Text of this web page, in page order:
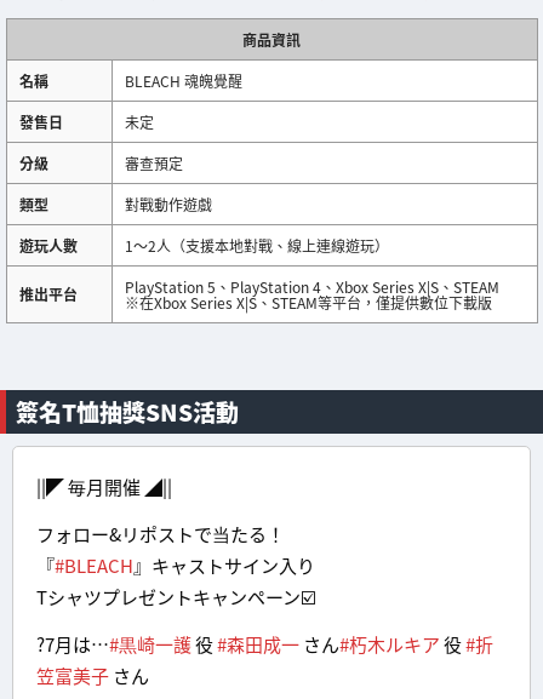
商品資訊
名稱
BLEACH 魂魄覺醒
發售日
未定
分級
審查預定
類型
對戰動作遊戲
遊玩人數
1～2人（支援本地對戰、線上連線遊玩）
推出平台 PlayStation 5、PlayStation 4、Xbox Series X|S、STEAM
※在Xbox Series X|S、STEAM等平台，僅提供數位下載版
簽名T恤抽獎SNS活動
||◤ 毎月開催 ◢||
フォロー&リポストで当たる！
『#BLEACH』キャストサイン入り
Tシャツプレゼントキャンペーン☑️
?7月は…#黒崎一護役#森田成一 さん#朽木ルキア役#折
笠富美子 さん